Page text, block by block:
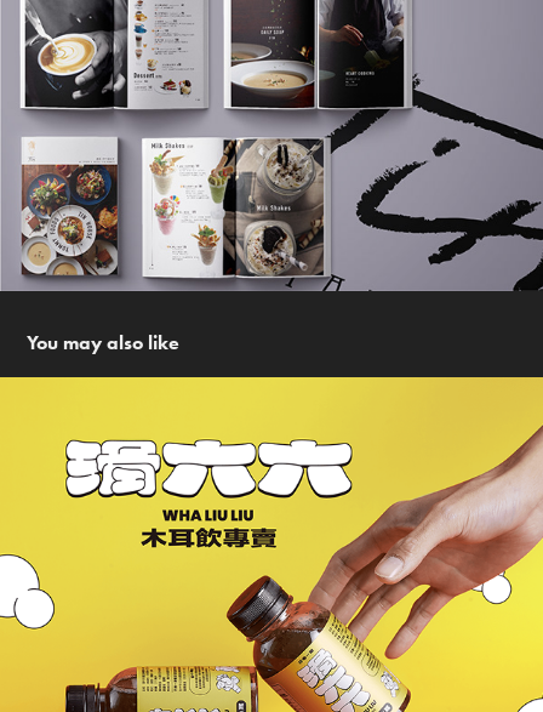
You may also like
滑六六木耳飲專賣 WHA LIU LIU